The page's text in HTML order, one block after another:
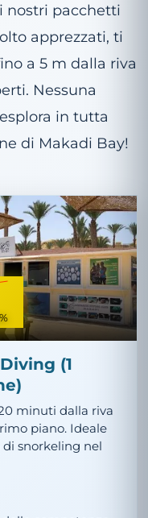
nostri pacchetti
apprezzati, ti
a 5 m dalla riva
Nessuna
in tutta
di Makadi Bay!
(1
minuti dalla riva
piano. Ideale
snorkeling nel